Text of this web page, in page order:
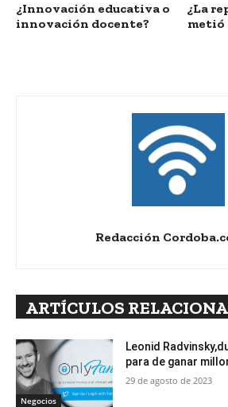
¿Innovación educativa o
innovación docente?
¿La
metió
Redacción
ARTÍCULOS
Negocios
Leonid
para de ganar
29 de agosto de 2023